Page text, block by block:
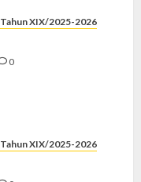
Tahun XIX/2025-2026
0
Tahun XIX/2025-2026